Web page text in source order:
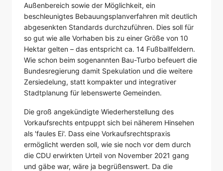
Außenbereich sowie der Möglichkeit, ein
beschleunigtes Bebauungsplanverfahren mit deutlich
abgesenkten Standards durchzuführen. Dies soll für
so gut wie alle Vorhaben bis zu einer Größe von 10
Hektar gelten – das entspricht ca. 14 Fußballfeldern.
Wie schon beim sogenannten Bau-Turbo befeuert die
Bundesregierung damit Spekulation und die weitere
Zersiedelung, statt kompakter und integrativer
Stadtplanung für lebenswerte Gemeinden.
Die groß angekündigte Wiederherstellung des
Vorkaufsrechts entpuppt sich bei näherem Hinsehen
als 'faules Ei'. Dass eine Vorkaufsrechtspraxis
ermöglicht werden soll, wie sie noch vor dem durch
die CDU erwirkten Urteil von November 2021 gang
und gäbe war, wäre ja begrüßenswert. Da die